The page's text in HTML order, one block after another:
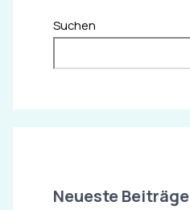
Suchen
Neueste Beiträge